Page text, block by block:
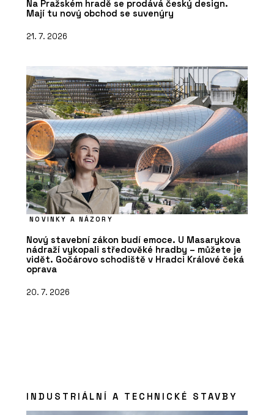
Na Pražském hradě se prodává český design.
Mají tu nový obchod se suvenýry
21. 7. 2026
NOVINKY A NÁZORY
Nový stavební zákon budí emoce. U Masarykova
nádraží vykopali středověké hradby – můžete je
vidět. Gočárovo schodiště v Hradci Králové čeká
oprava
20. 7. 2026
INDUSTRIÁLNÍ A TECHNICKÉ STAVBY